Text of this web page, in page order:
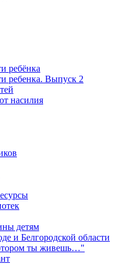
ребёнка
ребенка. Выпуск 2
насилия
детям
и Белгородской области
ты живешь…"